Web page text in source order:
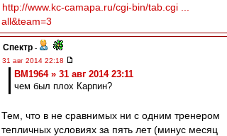
http://www.kc-camapa.ru/cgi-bin/tab.cgi ...
all&team=3
Спектр -
31 авг 2014 22:18
BM1964 » 31 авг 2014 23:11
чем был плох Карпин?
Тем, что в не сравнимых ни с одним тренером
тепличных условиях за пять лет (минус месяц